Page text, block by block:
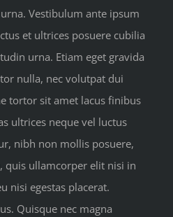
Vestibulum ante ipsum
et ultrices posuere cubilia
urna. Etiam eget gravida
nulla, nec volutpat dui
tortor sit amet lacus finibus
ultrices neque vel luctus
nibh non mollis posuere,
quis ullamcorper elit nisi in
nisi egestas placerat.
Quisque nec magna